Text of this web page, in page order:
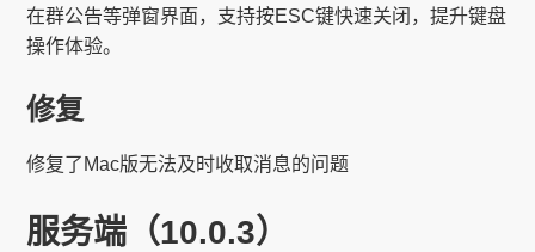
在群公告等弹窗界面，支持按ESC键快速关闭，提升键盘
操作体验。
修复
修复了Mac版无法及时收取消息的问题
服务端（10.0.3）